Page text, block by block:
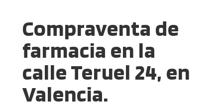
Compraventa de
farmacia en la
calle Teruel 24, en
Valencia.